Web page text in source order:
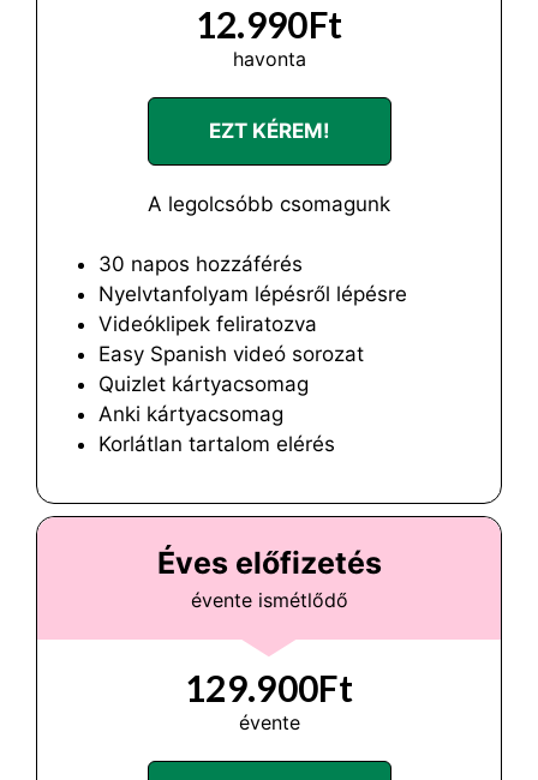
12.990Ft
havonta
EZT KÉREM!
A legolcsóbb csomagunk
30 napos hozzáférés
Nyelvtanfolyam lépésről lépésre
Videóklipek feliratozva
Easy Spanish videó sorozat
Quizlet kártyacsomag
Anki kártyacsomag
Korlátlan tartalom elérés
Éves előfizetés
évente ismétlődő
129.900Ft
évente